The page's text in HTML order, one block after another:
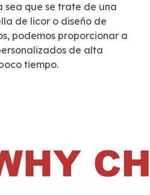
sea que se trate de una
de licor o diseño de
podemos proporcionar a
de alta
tiempo.